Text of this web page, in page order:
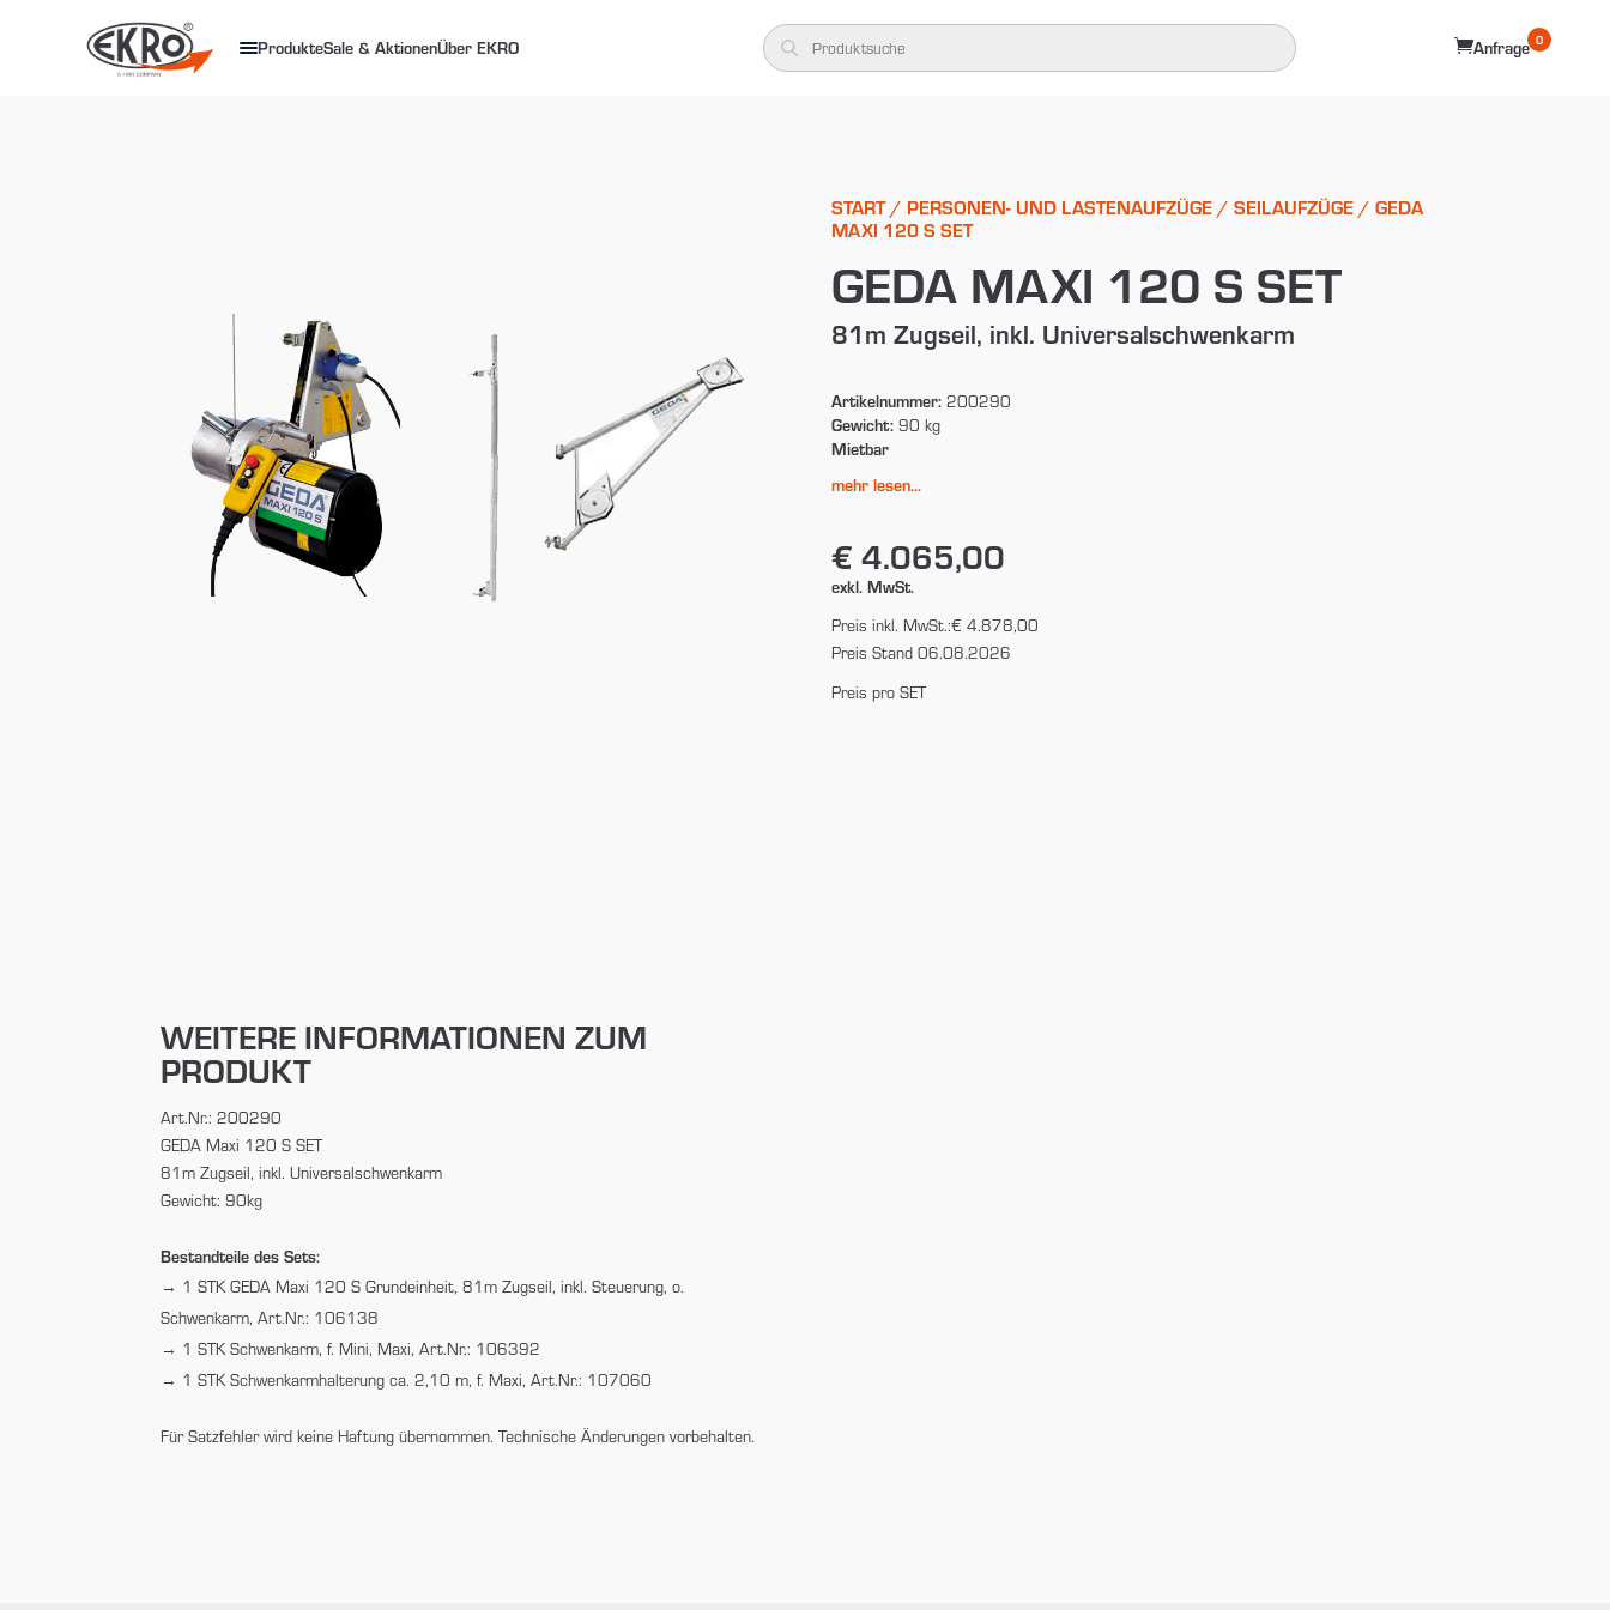
ProdukteSale & AktionenÜber EKRO Anfrage 0
START/ PERSONEN- UND LASTENAUFZÜGE/ SEILAUFZÜGE/ GEDA
MAXI 120 S SET
GEDA MAXI 120 S SET
81m Zugseil, inkl. Universalschwenkarm
Artikelnummer:200290
Gewicht:90 kg
Mietbar
mehr lesen...
€ 4.065,00
exkl. MwSt.
Preis inkl. MwSt.:€ 4.878,00
Preis Stand 06.08.2026
Preis pro SET
WEITERE INFORMATIONEN ZUM
PRODUKT
Art.Nr.: 200290
GEDA Maxi 120 S SET
81m Zugseil, inkl. Universalschwenkarm
Gewicht: 90kg
Bestandteile des Sets:
1 STK GEDA Maxi 120 S Grundeinheit, 81m Zugseil, inkl. Steuerung, o.
Schwenkarm, Art.Nr.: 106138
1 STK Schwenkarm, f. Mini, Maxi, Art.Nr.: 106392
1 STK Schwenkarmhalterung ca. 2,10 m, f. Maxi, Art.Nr.: 107060
Für Satzfehler wird keine Haftung übernommen. Technische Änderungen vorbehalten.